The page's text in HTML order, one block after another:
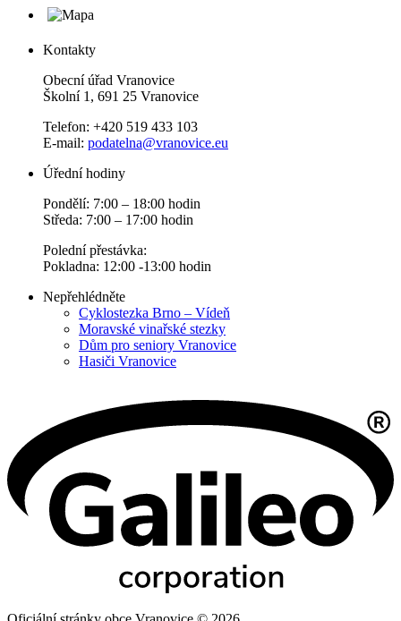
Kontakty
Obecní úřad Vranovice
Školní 1, 691 25 Vranovice
Telefon: +420 519 433 103
E-mail: podatelna@vranovice.eu
Úřední hodiny
Pondělí: 7:00 – 18:00 hodin
Středa: 7:00 – 17:00 hodin
Polední přestávka:
Pokladna: 12:00 -13:00 hodin
Nepřehlédněte
Cyklostezka Brno – Vídeň
Moravské vinařské stezky
Dům pro seniory Vranovice
Hasiči Vranovice